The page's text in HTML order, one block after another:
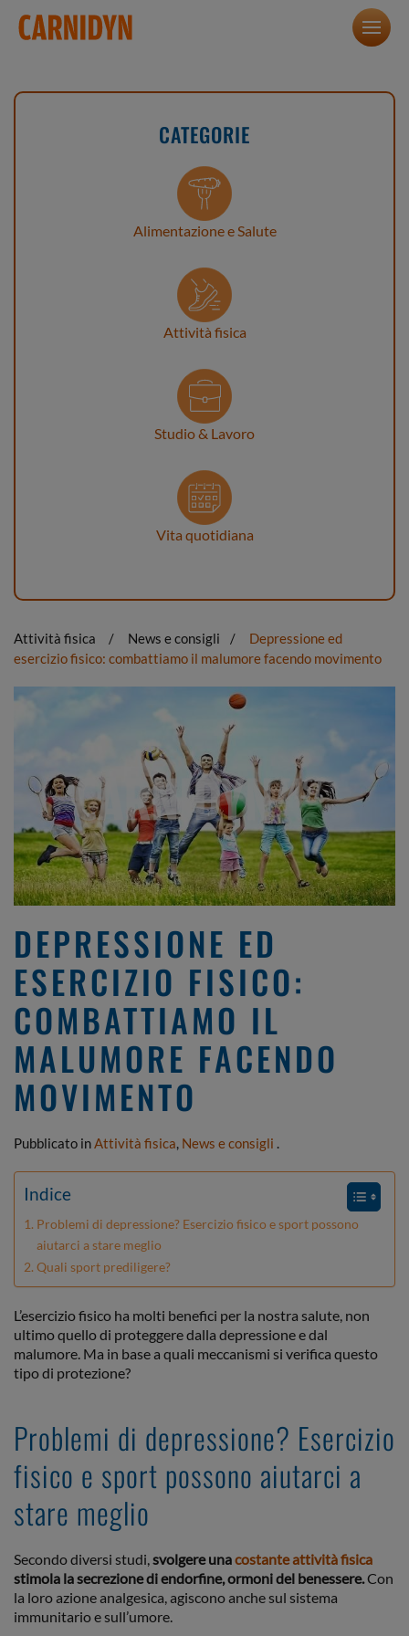
CATEGORIE
Alimentazione e Salute
Attività fisica
Studio & Lavoro
Vita quotidiana
Attività fisica News e consigli
Depressione ed
esercizio fisico: combattiamo il malumore facendo movimento
DEPRESSIONE ED
ESERCIZIO FISICO:
COMBATTIAMO IL
MALUMORE FACENDO
MOVIMENTO
Pubblicato inAttività fisica, News e consigli .
Indice
Problemi di depressione? Esercizio fisico e sport possono
aiutarci a stare meglio
Quali sport prediligere?
L’esercizio fisico ha molti benefici per la nostra salute, non
ultimo quello di proteggere dalla depressione e dal
malumore. Ma in base a quali meccanismi si verifica questo
tipo di protezione?
Problemi di depressione? Esercizio
fisico e sport possono aiutarci a
stare meglio
Secondo diversi studi,svolgere unacostante attività fisica
stimola la secrezione di endorfine, ormoni del benessere.Con
la loro azione analgesica, agiscono anche sul sistema
immunitario e sull’umore.